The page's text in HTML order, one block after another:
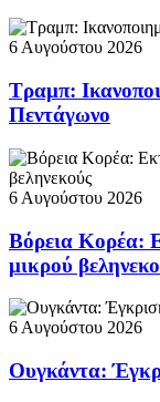
6 Αυγούστου 2026
Τραμπ:
Πεντάγωνο
6 Αυγούστου 2026
Βόρεια Κορέα:
μικρού
6 Αυγούστου 2026
Ουγκάντα: